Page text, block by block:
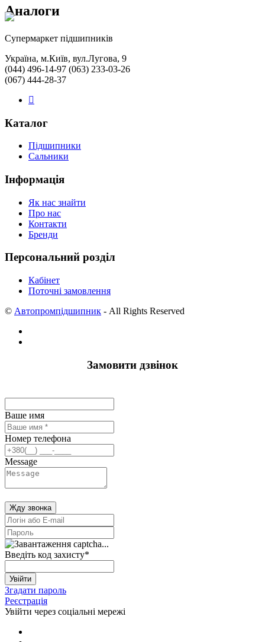
Аналоги
Cупермаркет підшипників
Україна, м.Київ, вул.Лугова, 9
(044) 496-14-97 (063) 233-03-26
(067) 444-28-37
Каталог
Підшипники
Сальники
Інформація
Як нас знайти
Про нас
Контакти
Бренди
Персональний розділ
Кабінет
Поточні замовлення
© Автопромпідшипник - All Rights Reserved
Замовити дзвінок
Ваше имя
Номер телефона
Message
Жду звонка
Введіть код захисту*
Увійти
Згадати пароль
Реєстрація
Увійти через соціальні мережі